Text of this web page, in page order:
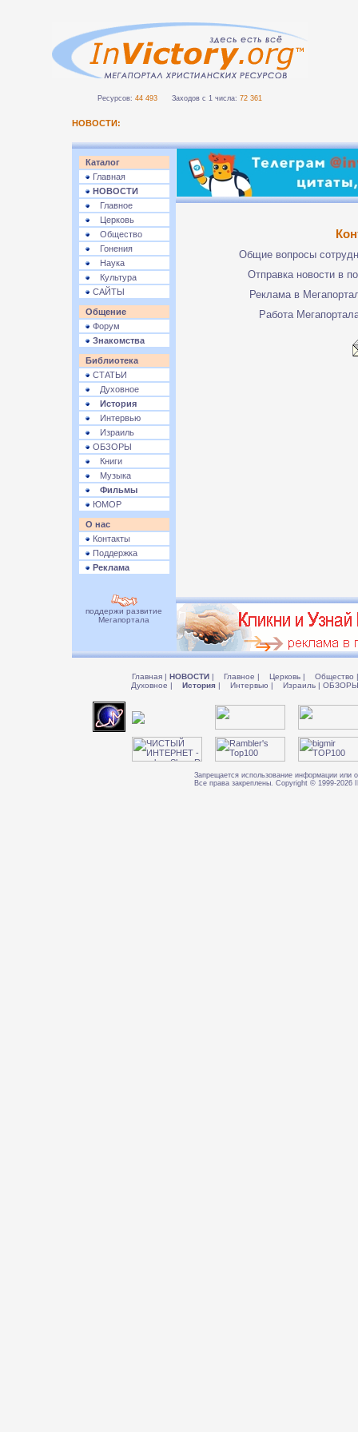
Ресурсов: 44 493 Заходов с 1 числа: 72 361
НОВОСТИ:
Каталог
Главная
НОВОСТИ
Главное
Церковь
Общество
Гонения
Наука
Культура
САЙТЫ
Общение
Форум
Знакомства
Библиотека
СТАТЬИ
Духовное
История
Интервью
Израиль
ОБЗОРЫ
Книги
Музыка
Фильмы
ЮМОР
О нас
Контакты
Поддержка
Реклама
Общие вопросы
Отправка новости в
Реклама в
Работа
поддержи развитие
Мегапортала
Главная | НОВОСТИ | Главное | Церковь | Общество |
Духовное | История | Интервью | Израиль |
Запрещается использование информации или
Все права закреплены. Copyright © 1999-